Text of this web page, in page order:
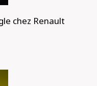
chez Renault